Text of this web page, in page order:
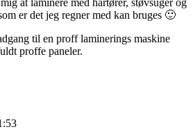
at laminere med hårtører, støvsuger og
er det jeg regner med kan bruges 🙂
til en proff laminerings maskine
proffe paneler.